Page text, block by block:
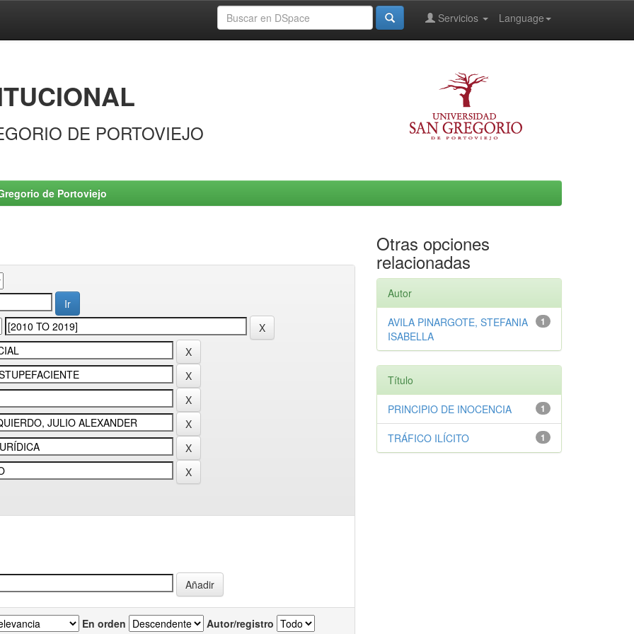
Language
Servicios
DE PORTOVIEJO
de Portoviejo
En orden Autor/registro
Otras opciones
relacionadas
Autor
1
AVILA PINARGOTE, STEFANIA
ISABELLA
Título
1
PRINCIPIO DE INOCENCIA
1
TRÁFICO ILÍCITO